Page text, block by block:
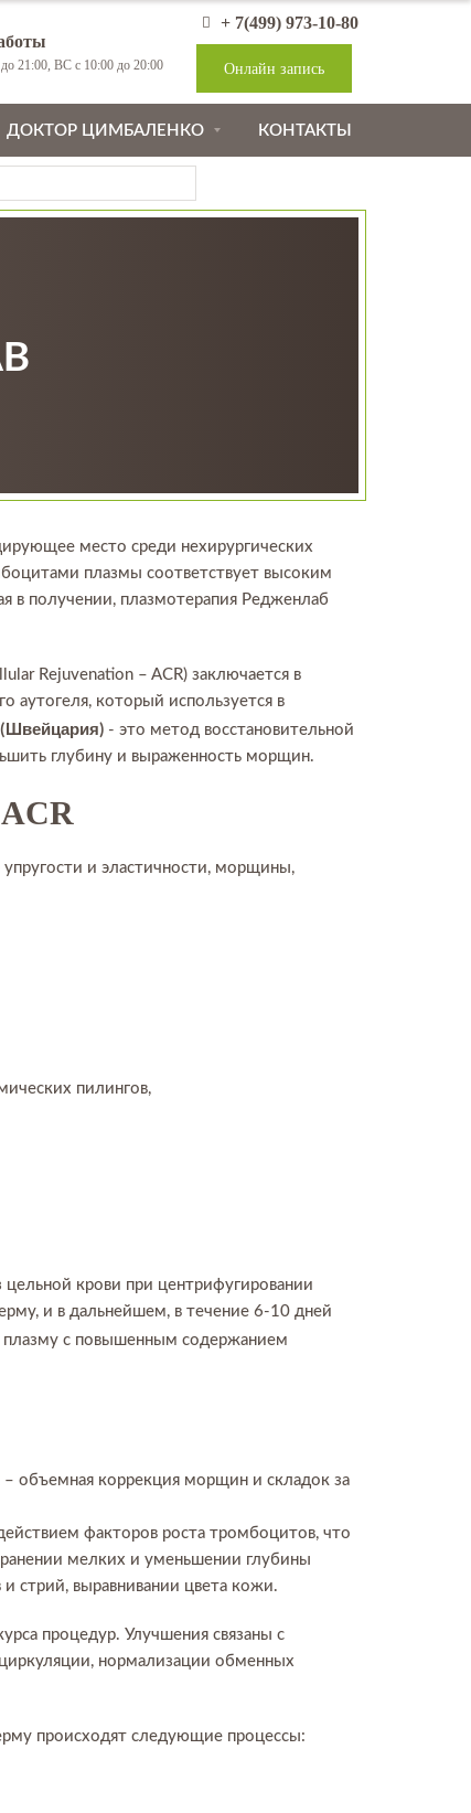
21:00, ВС с 10:00 до 20:00
+ 7(499) 973-10-80
Онлайн запись
ДОКТОР ЦИМБАЛЕНКО КОНТАКТЫ
место среди нехирургических
плазмы соответствует высоким
в получении, плазмотерапия Редженлаб
Rejuvenation – ACR) заключается в
который используется в
- это метод восстановительной
глубину и выраженность морщин.
и эластичности, морщины,
пилингов,
крови при центрифугировании
и в дальнейшем, в течение 6-10 дней
плазму с повышенным содержанием
– объемная коррекция морщин и складок за
факторов роста тромбоцитов, что
мелких и уменьшении глубины
стрий, выравнивании цвета кожи.
процедур. Улучшения связаны с
нормализации обменных
происходят следующие процессы: